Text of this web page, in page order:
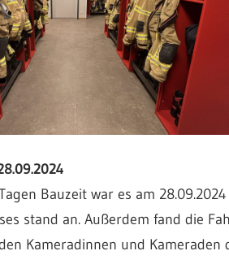
Bauzeit war es am
stand an. Außerdem fand die
Kameradinnen und